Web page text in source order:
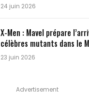
24 juin 2026
X-Men : Mavel prépare
célèbres mutants dans le
23 juin 2026
Advertisement